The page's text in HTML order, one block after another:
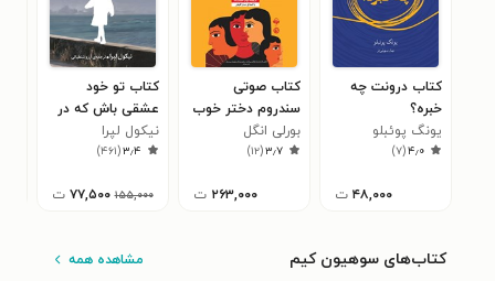
کتاب درونت چه
خبره؟
یونگ پوئبلو
۴٫۰(۷)
۴۸,۰۰۰ ت
کتاب صوتی
سندروم دختر خوب
بورلی انگل
۳٫۷(۱۲)
۲۶۳,۰۰۰ ت
کتاب تو خود
عشقی باش که در
جستن آنی
نیکول لپرا
۳٫۴(۴۶۱)
۱۵۵,۰۰۰ ۷۷,۵۰۰ ت
کتاب‌های سوهیون کیم مشاهده همه